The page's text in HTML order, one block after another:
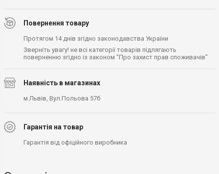
Повернення товару
Протягом 14 днів згідно законодавства України
Зверніть увагу! не всі категорії товарів підлягають
поверненню згідно із законом "Про захист прав споживачів"
Наявність в магазинах
м.Львів, Вул.Польова 57б
Гарантія на товар
Гарантія від офіційного виробника